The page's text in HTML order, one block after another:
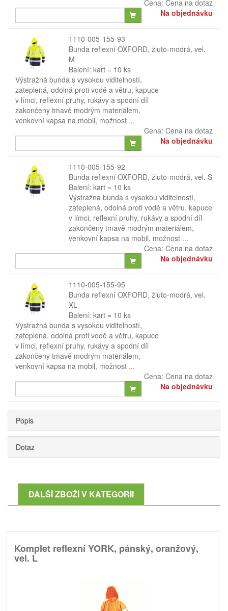
Cena: Cena na dotaz
Na objednávku
1110-005-155-93
Bunda reflexní OXFORD, žluto-modrá, vel.
M
Balení: kart = 10 ks
Výstražná bunda s vysokou viditelností,
zateplená, odolná proti vodě a větru, kapuce
v límci, reflexní pruhy, rukávy a spodní díl
zakončeny tmavě modrým materiálem,
venkovní kapsa na mobil, možnost ...
Cena: Cena na dotaz
Na objednávku
1110-005-155-92
Bunda reflexní OXFORD, žluto-modrá, vel. S
Balení: kart = 10 ks
Výstražná bunda s vysokou viditelností,
zateplená, odolná proti vodě a větru, kapuce
v límci, reflexní pruhy, rukávy a spodní díl
zakončeny tmavě modrým materiálem,
venkovní kapsa na mobil, možnost ...
Cena: Cena na dotaz
Na objednávku
1110-005-155-95
Bunda reflexní OXFORD, žluto-modrá, vel.
XL
Balení: kart = 10 ks
Výstražná bunda s vysokou viditelností,
zateplená, odolná proti vodě a větru, kapuce
v límci, reflexní pruhy, rukávy a spodní díl
zakončeny tmavě modrým materiálem,
venkovní kapsa na mobil, možnost ...
Cena: Cena na dotaz
Na objednávku
Popis
Dotaz
DALŠÍ ZBOŽÍ V KATEGORII
Komplet reflexní YORK, pánský, oranžový,
vel. L